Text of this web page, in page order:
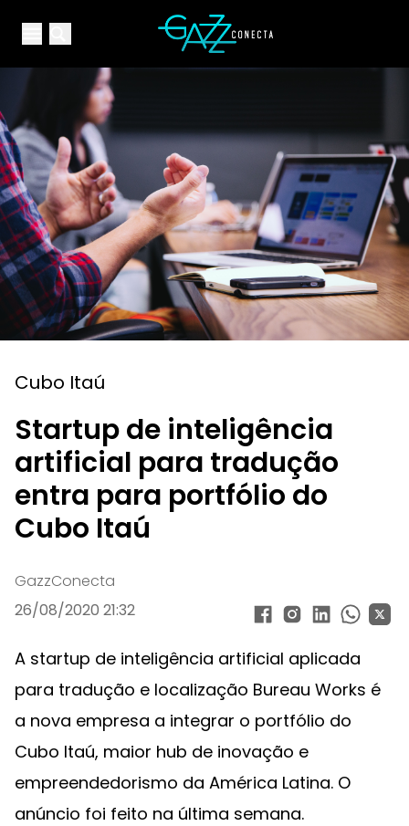
Open main menuYour Company
Cubo Itaú
Startup de inteligência
artificial para tradução
entra para portfólio do
Cubo Itaú
GazzConecta
26/08/2020 21:32
A startup de inteligência artificial aplicada
para tradução e localização Bureau Works é
a nova empresa a integrar o portfólio do
Cubo Itaú, maior hub de inovação e
empreendedorismo da América Latina. O
anúncio foi feito na última semana.